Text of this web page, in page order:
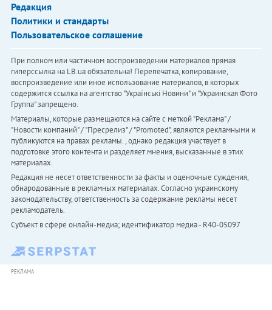
Редакция
Политики и стандарты
Пользовательское соглашение
При полном или частичном воспроизведении материалов прямая
гиперссылка на LB.ua обязательна! Перепечатка, копирование,
воспроизведение или иное использование материалов, в которых
содержится ссылка на агентство "Українськi Новини" и "Украинская Фото
Группа" запрещено.
Материалы, которые размещаются на сайте с меткой "Реклама" /
"Новости компаний" / "Пресрелиз" / "Promoted", являются рекламными и
публикуются на правах рекламы. , однако редакция участвует в
подготовке этого контента и разделяет мнения, высказанные в этих
материалах.
Редакция не несет ответственности за факты и оценочные суждения,
обнародованные в рекламных материалах. Согласно украинскому
законодательству, ответственность за содержание рекламы несет
рекламодатель.
Субъект в сфере онлайн-медиа; идентификатор медиа - R40-05097
РЕКЛАМА